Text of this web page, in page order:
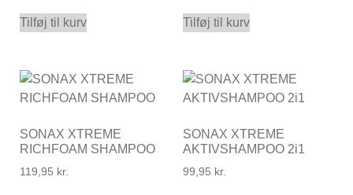
Tilføj til kurv Tilføj til kurv
SONAX XTREME
RICHFOAM SHAMPOO
119,95 kr.
SONAX XTREME
AKTIVSHAMPOO 2i1
99,95 kr.